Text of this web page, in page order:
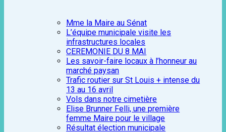
Mme la Maire au Sénat
L’équipe municipale visite les
infrastructures locales
CEREMONIE DU 8 MAI
Les savoir-faire locaux à l’honneur au
marché paysan
Trafic routier sur St Louis + intense du
13 au 16 avril
Vols dans notre cimetière
Elise Brunner Felli, une première
femme Maire pour le village
Résultat élection municipale